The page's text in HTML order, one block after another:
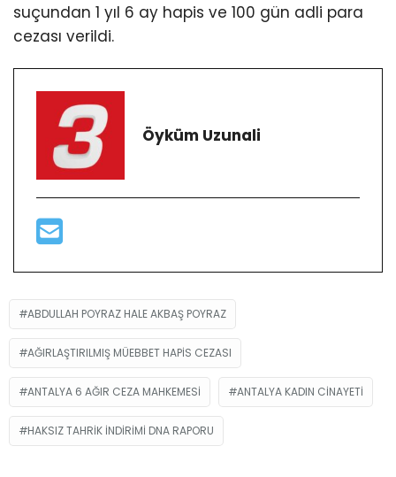
suçundan 1 yıl 6 ay hapis ve 100 gün adli para
cezası verildi.
Öyküm Uzunali
ABDULLAH POYRAZ HALE AKBAŞ POYRAZ
AĞIRLAŞTIRILMIŞ MÜEBBET HAPIS CEZASI
ANTALYA 6 AĞIR CEZA MAHKEMESI ANTALYA KADIN CINAYETI
HAKSIZ TAHRIK INDIRIMI DNA RAPORU